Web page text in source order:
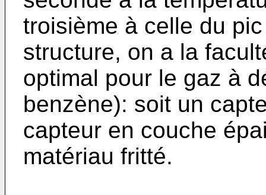
troisième à celle du
structure, on a la
optimal pour le gaz à
benzène): soit un
capteur en couche
matériau fritté.